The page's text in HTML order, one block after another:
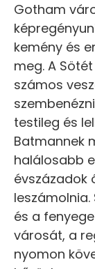
Gotham
kemény és
meg. A
számos
testileg és
Batmannek
halálosabb
évszázadok
és a
városát, a
nyomon